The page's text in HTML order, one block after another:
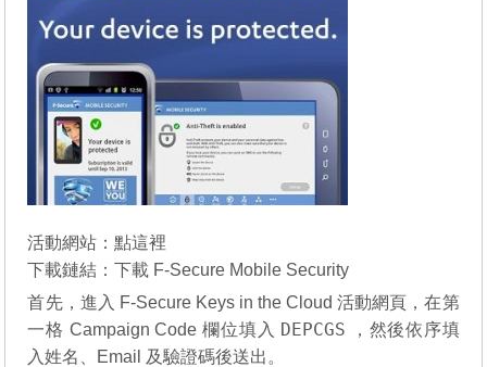
活動網站：點這裡
下載鏈結：下載 F-Secure Mobile Security
首先，進入 F-Secure Keys in the Cloud 活動網頁，在第
一格 Campaign Code 欄位填入 DEPCGS ，然後依序填
入姓名、Email 及驗證碼後送出。